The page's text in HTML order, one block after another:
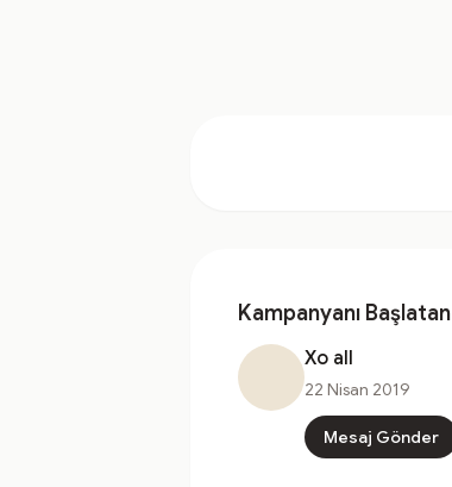
Kampanyanı Başlatan
Xo all
22 Nisan 2019
Mesaj Gönder